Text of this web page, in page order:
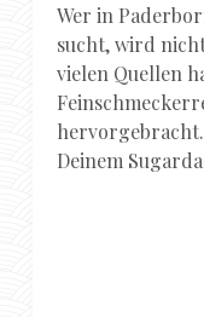
Wer in
sucht, wird
vielen Quellen
Deinem